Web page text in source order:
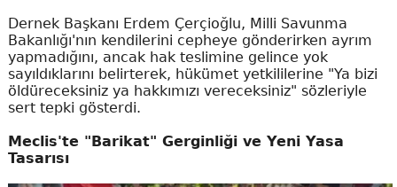
Dernek Başkanı Erdem Çerçioğlu, Milli Savunma
Bakanlığı'nın kendilerini cepheye gönderirken ayrım
yapmadığını, ancak hak teslimine gelince yok
sayıldıklarını belirterek, hükümet yetkililerine "Ya bizi
öldüreceksiniz ya hakkımızı vereceksiniz" sözleriyle
sert tepki gösterdi.
Meclis'te "Barikat" Gerginliği ve Yeni Yasa
Tasarısı